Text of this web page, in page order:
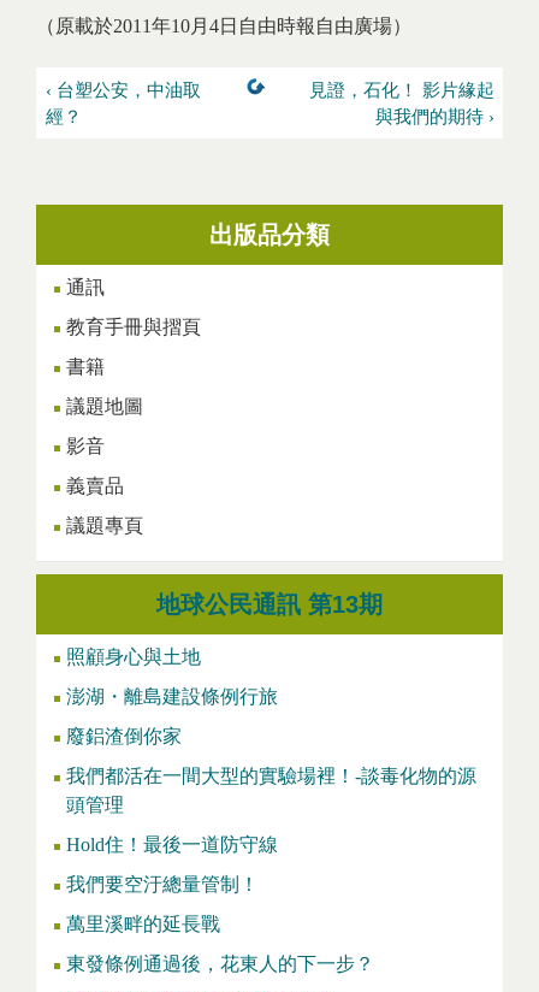
（原載於2011年10月4日自由時報自由廣場）
‹ 台塑公安，中油取
經？
見證，石化！ 影片緣起
與我們的期待 ›
出版品分類
通訊
教育手冊與摺頁
書籍
議題地圖
影音
義賣品
議題專頁
地球公民通訊 第13期
照顧身心與土地
澎湖・離島建設條例行旅
廢鋁渣倒你家
我們都活在一間大型的實驗場裡！-談毒化物的源
頭管理
Hold住！最後一道防守線
我們要空汙總量管制！
萬里溪畔的延長戰
東發條例通過後，花東人的下一步？